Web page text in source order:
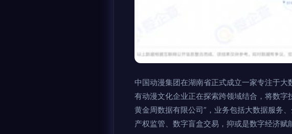
中国动漫集团在湖南省正式成立一家专注于
有动漫文化企业正在探索跨领域结合，将数
黄金周数据有限公司”，业务包括大数据服务
产权监管、数字盲盒交易，抑或是数字经济赋